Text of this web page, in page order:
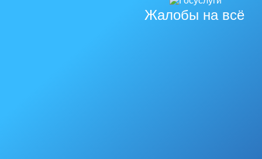
Жалобы на всё